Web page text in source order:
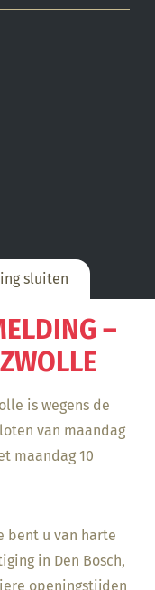
sluiten
–
is wegens de
van maandag
maandag 10
bent u van harte
in Den Bosch,
openingstijden